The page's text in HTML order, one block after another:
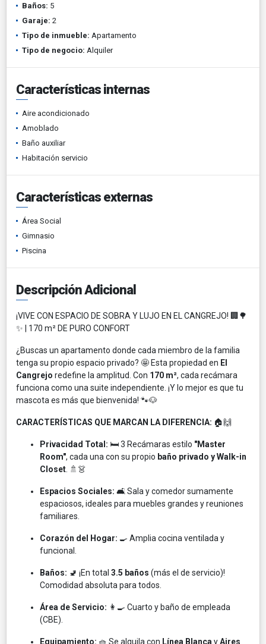
Baños: 5
Garaje: 2
Tipo de inmueble: Apartamento
Tipo de negocio: Alquiler
Características internas
Aire acondicionado
Amoblado
Baño auxiliar
Habitación servicio
Características externas
Área Social
Gimnasio
Piscina
Descripción Adicional
¡VIVE CON ESPACIO DE SOBRA Y LUJO EN EL CANGREJO! 🏢🌳
✨ | 170 m² DE PURO CONFORT
¿Buscas un apartamento donde cada miembro de la familia
tenga su propio espacio privado? 🤩 Esta propiedad en El
Cangrejo redefine la amplitud. Con 170 m², cada recámara
funciona como una suite independiente. ¡Y lo mejor es que tu
mascota es más que bienvenida! 🐾🐶
CARACTERÍSTICAS QUE MARCAN LA DIFERENCIA: 🏠🙌
Privacidad Total: 🛏️ 3 Recámaras estilo "Master
Room", cada una con su propio baño privado y Walk-in
Closet . 🚿👗
Espacios Sociales: 🛋️ Sala y comedor sumamente
espaciosos, ideales para muebles grandes y reuniones
familiares.
Corazón del Hogar: 🍳 Amplia cocina ventilada y
funcional.
Baños: 🚽 ¡En total 3.5 baños (más el de servicio)!
Comodidad absoluta para todos.
Área de Servicio: 👩‍🍳 Cuarto y baño de empleada
(CBE).
Equipamiento: 🧺 Se alquila con Línea Blanca yAires